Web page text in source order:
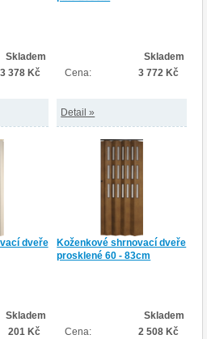
Skladem
3 378 Kč
Skladem
3 772 Kč
Cena:
Detail »
dveře
Skladem
201 Kč
Koženkové shrnovací dveře
prosklené 60 - 83cm
Skladem
2 508 Kč
Cena: